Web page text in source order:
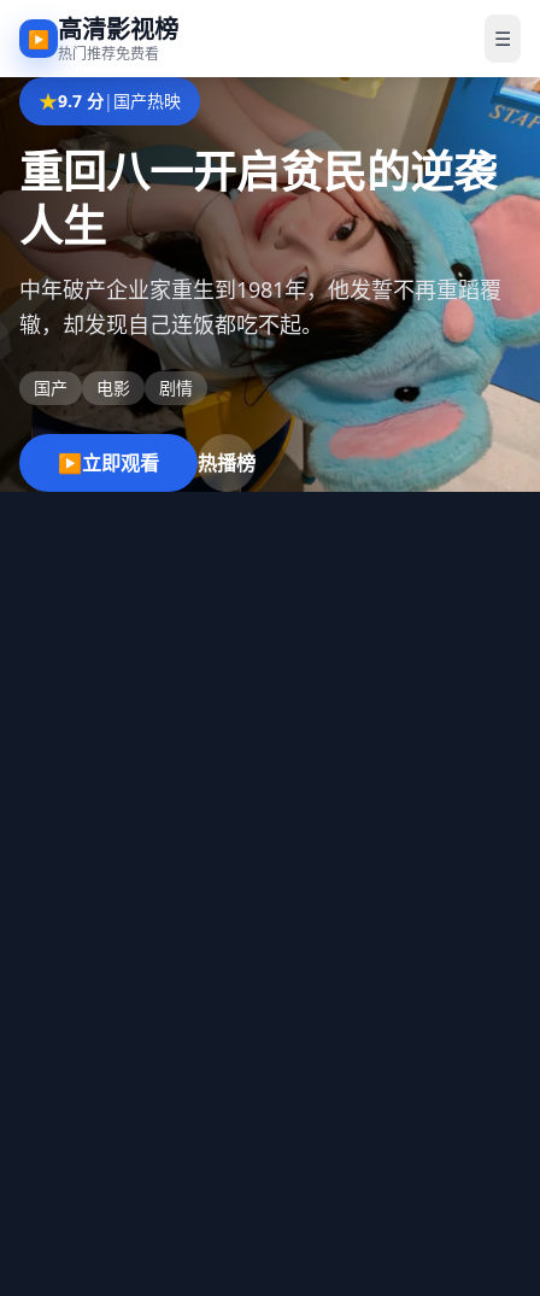
▶ 高清影视榜
热门推荐免费看
☰
★9.7 分| 国产热映
掉马后我成了老公白月光
她装成傻白甜联姻三年，只为暗中调查丈夫害死她初
恋的证据。
国产 电影 爱情
▶ 立即观看 热播榜
★9.7 分| 国产热映
重回八一开启贫民的逆袭
人生
中年破产企业家重生到1981年，他发誓不再重蹈覆
辙，却发现自己连饭都吃不起。
国产 电影 剧情
▶立即观看 热播榜
★9.7 分| 科幻奇幻
地缚少年花子君
旧校舍第三间女厕里的幽灵花子君，专门帮学生实现
愿望，代价是“你的时间”。
日韩 电影 校园
▶ 立即观看 热播榜
★9.5 分| 古装传奇
错嫁君
她本想嫁给温润世子，却错上杀神将军的花轿，谁知
将军比她还会宅斗。
国产 电影 古装
▶ 立即观看 热播榜
★9.6 分| 日韩佳片
肇事逃逸
富二代肇事逃逸，找了流浪汉顶罪，谁知流浪汉是15
年前另一起逃逸案的受害人。
日韩 电影 悬疑
▶ 立即观看 热播榜